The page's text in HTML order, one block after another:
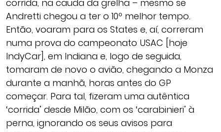
corrida, na cauda da grelha – mesmo se
Andretti chegou a ter o 10º melhor tempo.
Então, voaram para os States e, aí, correram
numa prova do campeonato USAC [hoje
IndyCar], em Indiana e, logo de seguida,
tomaram de novo o avião, chegando a Monza
durante a manhã, horas antes do GP
começar. Para tal, fizeram uma autêntica
‘corrida’ desde Milão, com os ‘carabinieri’ à
perna, ignorando os seus avisos para